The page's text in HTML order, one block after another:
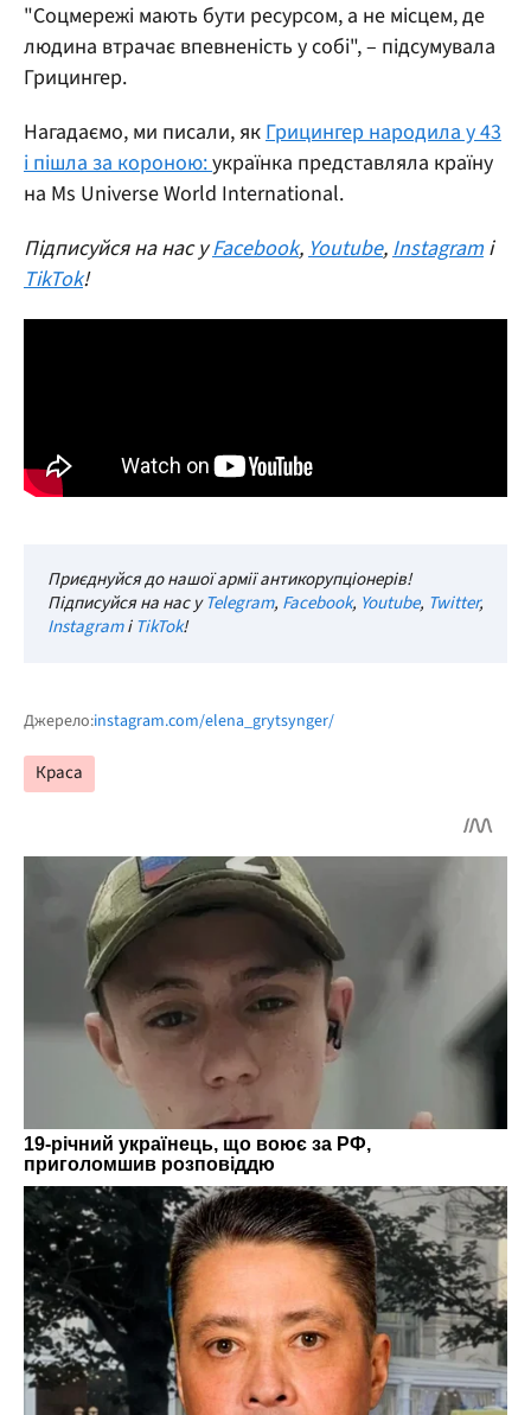
"Соцмережі мають бути ресурсом, а не місцем, де
людина втрачає впевненість у собі", – підсумувала
Грицингер.
Нагадаємо, ми писали, якГрицингер народила у 43
і пішла за короною:українка представляла країну
на Ms Universe World International.
Підписуйся на нас уFacebook,Youtube,Instagram і
TikTok!
Приєднуйся до нашої армії антикорупціонерів!
Підписуйся на нас уTelegram, Facebook, Youtube, Twitter,
InstagramіTikTok!
Джерело:instagram.com/elena_grytsynger/
Краса